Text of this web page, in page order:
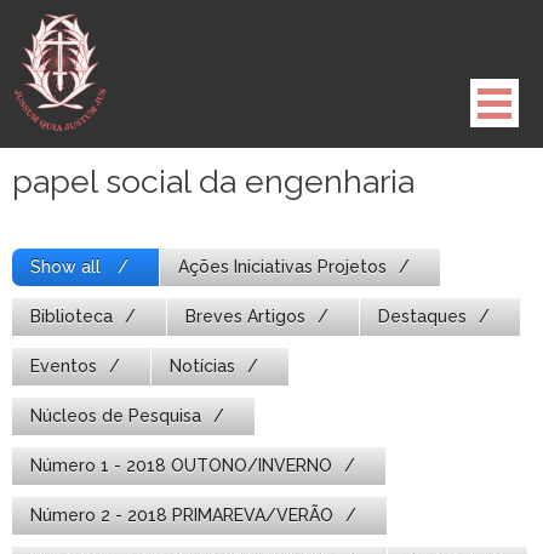
para
conteúdo
papel social da engenharia
Show all Ações Iniciativas Projetos
Biblioteca Breves Artigos Destaques
Eventos Notícias
Núcleos de Pesquisa
Número 1 - 2018 OUTONO/INVERNO
Número 2 - 2018 PRIMAREVA/VERÃO